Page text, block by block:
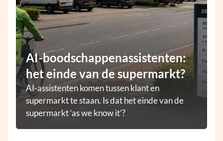
AI-boodschappenassistenten:
het einde van de supermarkt?
AI-assistenten komen tussen klant en
supermarkt te staan. Is dat het einde van de
supermarkt ‘as we know it’?